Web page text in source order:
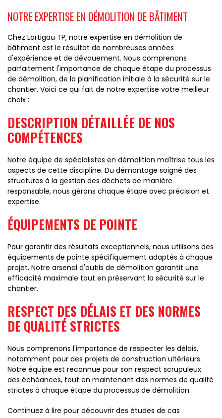
NOTRE EXPERTISE EN DÉMOLITION DE BÂTIMENT
Chez Lartigau TP, notre expertise en démolition de
bâtiment est le résultat de nombreuses années
d'expérience et de dévouement. Nous comprenons
parfaitement l'importance de chaque étape du processus
de démolition, de la planification initiale à la sécurité sur le
chantier. Voici ce qui fait de notre expertise votre meilleur
choix :
DESCRIPTION DÉTAILLÉE DE NOS
COMPÉTENCES
Notre équipe de spécialistes en démolition maîtrise tous les
aspects de cette discipline. Du démontage soigné des
structures à la gestion des déchets de manière
responsable, nous gérons chaque étape avec précision et
expertise.
ÉQUIPEMENTS DE POINTE
Pour garantir des résultats exceptionnels, nous utilisons des
équipements de pointe spécifiquement adaptés à chaque
projet. Notre arsenal d'outils de démolition garantit une
efficacité maximale tout en préservant la sécurité sur le
chantier.
RESPECT DES DÉLAIS ET DES NORMES
DE QUALITÉ STRICTES
Nous comprenons l'importance de respecter les délais,
notamment pour des projets de construction ultérieurs.
Notre équipe est reconnue pour son respect scrupuleux
des échéances, tout en maintenant des normes de qualité
strictes à chaque étape du processus de démolition.
Continuez à lire pour découvrir des études de cas